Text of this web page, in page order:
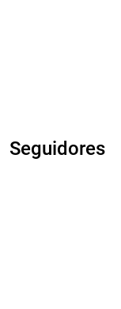
Seguidores